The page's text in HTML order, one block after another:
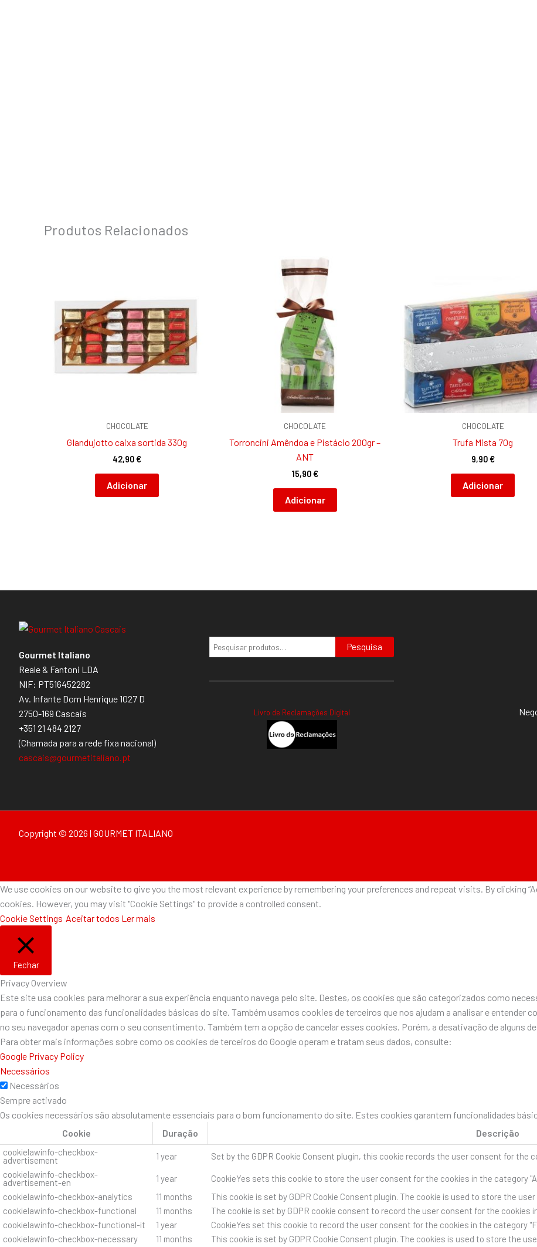
Produtos Relacionados
CHOCOLATE
GIandujotto caixa sortida 330g
42,90€
Adicionar
CHOCOLATE
Torroncini Amêndoa e Pistácio 200gr –
ANT
15,90€
Adicionar
CHOCOLATE
Trufa Mista 70g
9,90€
Adicionar
Gourmet Italiano
Reale & Fantoni LDA
NIF: PT516452282
Av. Infante Dom Henrique 1027 D
2750-169 Cascais
+351 21 484 2127
(Chamada para a rede fixa nacional)
cascais@gourmetitaliano.pt
Pesquisa
Livro de Reclamações Digital
Copyright © 2026 | GOURMET ITALIANO
We use cookies on our website to give you the most relevant experience by remembering your preferences and repeat visits. By clicking
cookies. However, you may visit "Cookie Settings" to provide a controlled consent.
Cookie Settings Aceitar todos Ler mais
Fechar
Privacy Overview
Este site usa cookies para melhorar a sua experiência enquanto navega pelo site. Destes, os cookies que são categorizados como
para o funcionamento das funcionalidades básicas do site. Também usamos cookies de terceiros que nos ajudam a analisar e entender
no seu navegador apenas com o seu consentimento. Também tem a opção de cancelar esses cookies. Porém, a desativação de alguns
Para obter mais informações sobre como os cookies de terceiros do Google operam e tratam seus dados, consulte:
Google Privacy Policy
Necessários
Necessários
Sempre activado
Os cookies necessários são absolutamente essenciais para o bom funcionamento do site. Estes cookies garantem funcionalidades
Cookie
Duração Descrição
cookielawinfo-checkbox-
advertisement 1 year
Set by the GDPR Cookie Consent plugin, this cookie records the user consent for the
cookielawinfo-checkbox-
advertisement-en 1 year
CookieYes sets this cookie to store the user consent for the cookies in the category
cookielawinfo-checkbox-analytics
11 months
This cookie is set by GDPR Cookie Consent plugin. The cookie is used to store the
cookielawinfo-checkbox-functional
11 months
The cookie is set by GDPR cookie consent to record the user consent for the cookies
cookielawinfo-checkbox-functional-it
1 year
CookieYes set this cookie to record the user consent for the cookies in the category
cookielawinfo-checkbox-necessary
11 months
This cookie is set by GDPR Cookie Consent plugin. The cookies is used to store the